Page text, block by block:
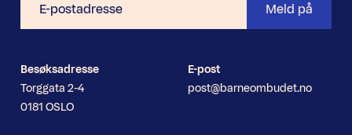
postadresse
Meld på
Besøksadresse
Torggata 2-4
0181 OSLO
E-post
post@barneombudet.no